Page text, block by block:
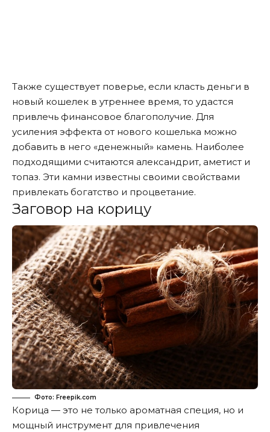
Также существует поверье, если класть деньги в
новый кошелек в утреннее время, то удастся
привлечь финансовое благополучие. Для
усиления эффекта от нового кошелька можно
добавить в него «денежный» камень. Наиболее
подходящими считаются александрит, аметист и
топаз. Эти камни известны своими свойствами
привлекать богатство и процветание.
Заговор на корицу
Фото: Freepik.com
Корица — это не только ароматная специя, но и
мощный инструмент для привлечения